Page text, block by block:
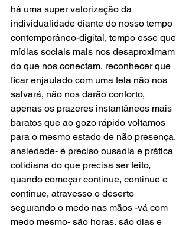
há uma super valorização da
individualidade diante do nosso tempo
contemporâneo-digital, tempo esse que
mídias sociais mais nos desaproximam
do que nos conectam, reconhecer que
ficar enjaulado com uma tela não nos
salvará, não nos darão conforto,
apenas os prazeres instantâneos mais
baratos que ao gozo rápido voltamos
para o mesmo estado de não presença,
ansiedade- é preciso ousadia e prática
cotidiana do que precisa ser feito,
quando começar continue, continue e
continue, atravesso o deserto
segurando o medo nas mãos -vá com
medo mesmo- são horas, são dias e